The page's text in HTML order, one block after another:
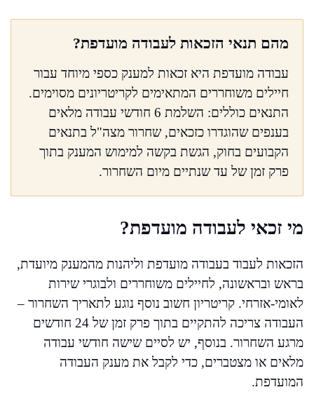
מהם תנאי הזכאות לעבודה מועדפת?
עבודה מועדפת היא זכאות למענק כספי מיוחד עבור
חיילים משוחררים המתאימים לקריטריונים מסוימים.
התנאים כוללים: השלמת 6 חודשי עבודה מלאים
בענפים שהוגדרו כזכאים, שחרור מצה"ל בתנאים
הקבועים בחוק, הגשת בקשה למימוש המענק בתוך
פרק זמן של עד שנתיים מיום השחרור.
מי זכאי לעבודה מועדפת?
הזכאות לעבוד בעבודה מועדפת וליהנות מהמענק מיועדת,
בראש ובראשונה, לחיילים משוחררים ולבוגרי שירות
לאומי-אזרחי. קריטריון חשוב נוסף נוגע לתאריך השחרור –
העבודה צריכה להתקיים בתוך פרק זמן של 24 חודשים
מרגע השחרור. בנוסף, יש לסיים שישה חודשי עבודה
מלאים או מצטברים, כדי לקבל את מענק העבודה
המועדפת.